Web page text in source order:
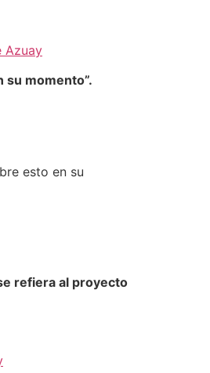
Azuay
su momento”.
esto en su
refiera al proyecto